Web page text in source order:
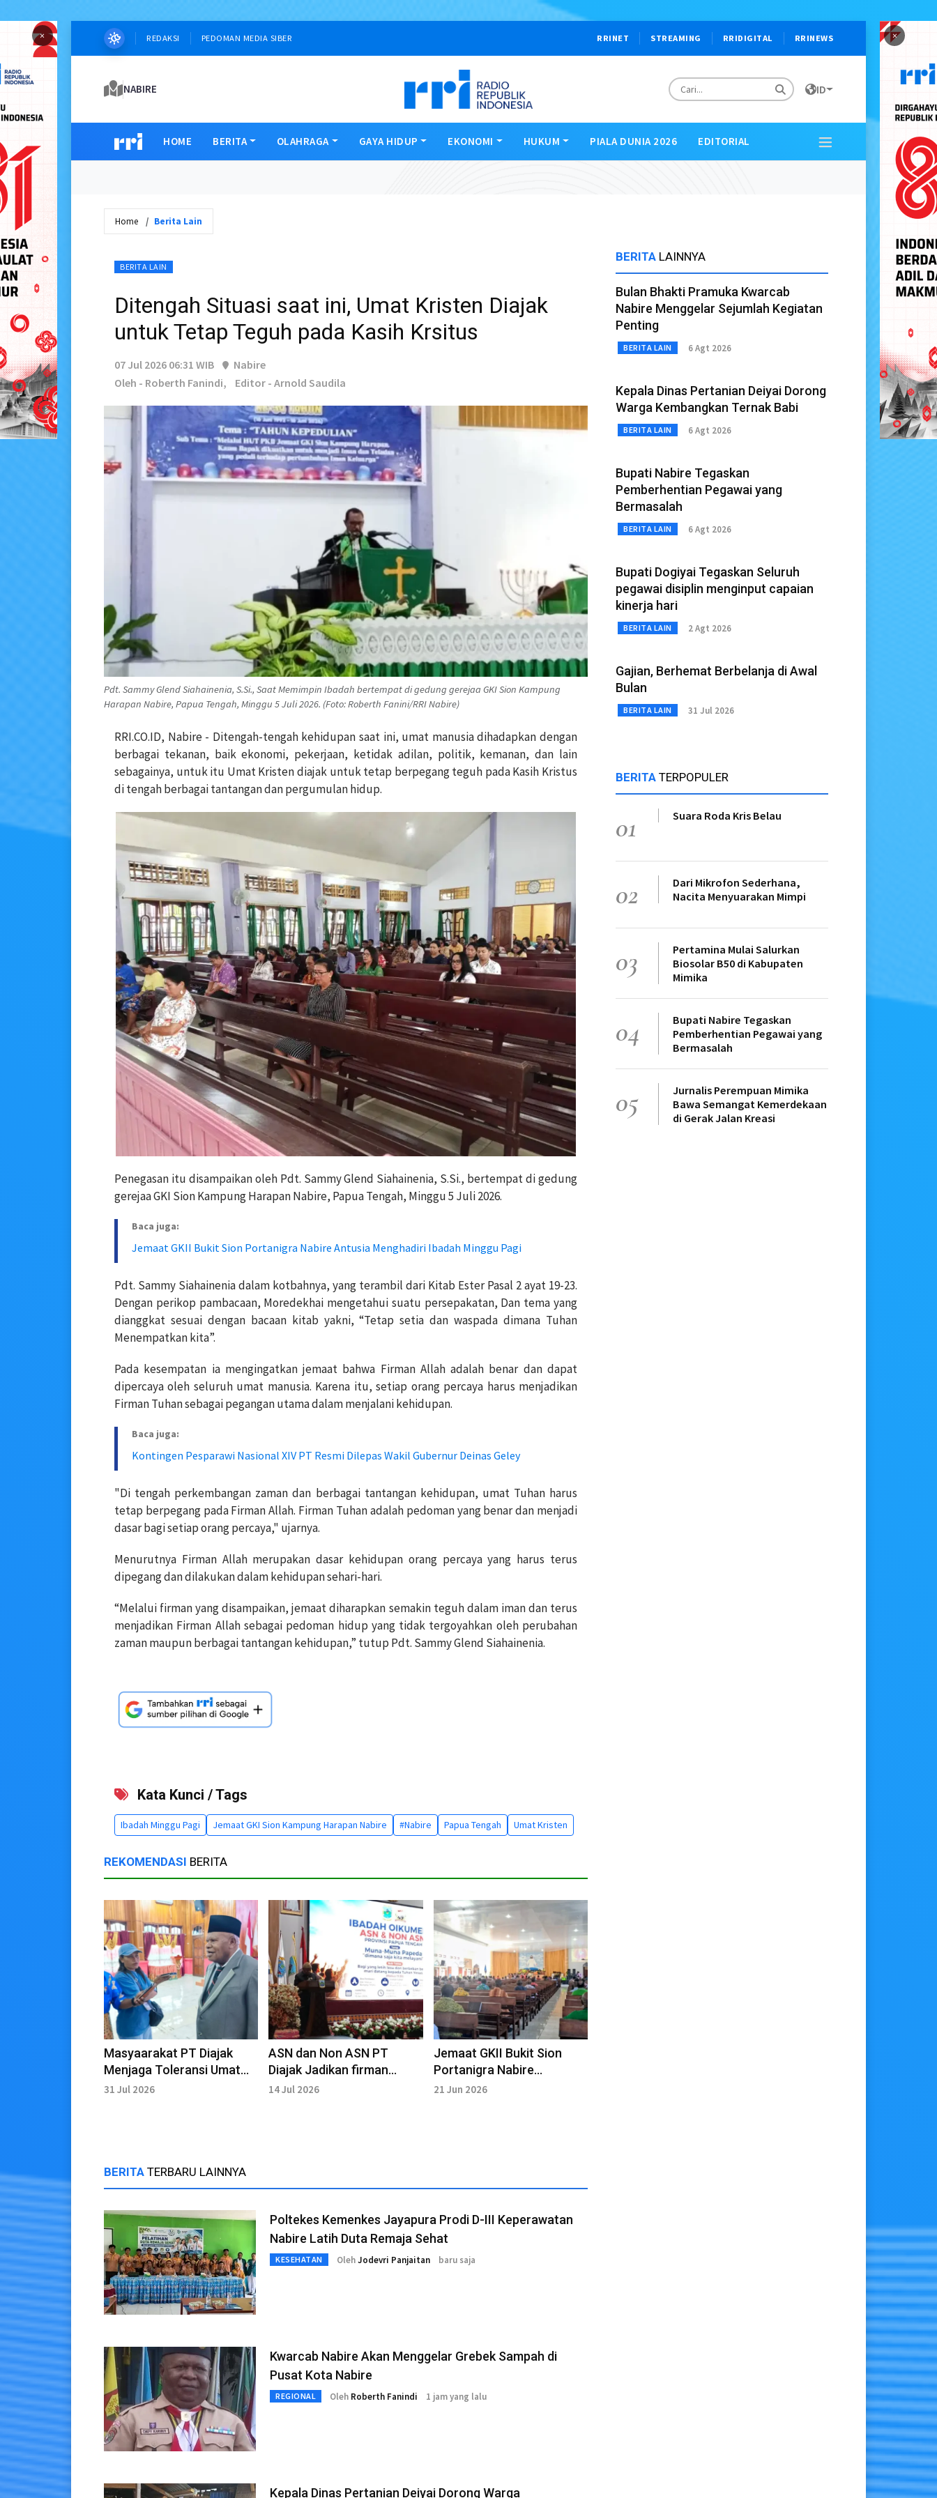
× ×
REDAKSI PEDOMAN MEDIA SIBER RRINET STREAMING RRIDIGITAL RRINEWS
NABIRE ID
HOME BERITA OLAHRAGA GAYA HIDUP EKONOMI HUKUM PIALA DUNIA 2026 EDITORIAL
Home Berita Lain
BERITA LAIN
Ditengah Situasi saat ini, Umat Kristen Diajak
untuk Tetap Teguh pada Kasih Krsitus
07 Jul 2026 06:31 WIB
Nabire
Oleh - Roberth Fanindi,
Editor - Arnold Saudila
Pdt. Sammy Glend Siahainenia, S.Si., Saat Memimpin Ibadah bertempat di gedung gerejaa GKI Sion Kampung
Harapan Nabire, Papua Tengah, Minggu 5 Juli 2026. (Foto: Roberth Fanini/RRI Nabire)
RRI.CO.ID, Nabire - Ditengah-tengah kehidupan saat ini, umat manusia dihadapkan dengan
berbagai tekanan, baik ekonomi, pekerjaan, ketidak adilan, politik, kemanan, dan lain
sebagainya, untuk itu Umat Kristen diajak untuk tetap berpegang teguh pada Kasih Kristus
di tengah berbagai tantangan dan pergumulan hidup.
Penegasan itu disampaikan oleh Pdt. Sammy Glend Siahainenia, S.Si., bertempat di gedung
gerejaa GKI Sion Kampung Harapan Nabire, Papua Tengah, Minggu 5 Juli 2026.
Baca juga:
Jemaat GKII Bukit Sion Portanigra Nabire Antusia Menghadiri Ibadah Minggu Pagi
Pdt. Sammy Siahainenia dalam kotbahnya, yang terambil dari Kitab Ester Pasal 2 ayat 19-23.
Dengan perikop pambacaan, Moredekhai mengetahui suatu persepakatan, Dan tema yang
dianggkat sesuai dengan bacaan kitab yakni, “Tetap setia dan waspada dimana Tuhan
Menempatkan kita”.
Pada kesempatan ia mengingatkan jemaat bahwa Firman Allah adalah benar dan dapat
dipercaya oleh seluruh umat manusia. Karena itu, setiap orang percaya harus menjadikan
Firman Tuhan sebagai pegangan utama dalam menjalani kehidupan.
Baca juga:
Kontingen Pesparawi Nasional XIV PT Resmi Dilepas Wakil Gubernur Deinas Geley
"Di tengah perkembangan zaman dan berbagai tantangan kehidupan, umat Tuhan harus
tetap berpegang pada Firman Allah. Firman Tuhan adalah pedoman yang benar dan menjadi
dasar bagi setiap orang percaya," ujarnya.
Menurutnya Firman Allah merupakan dasar kehidupan orang percaya yang harus terus
dipegang dan dilakukan dalam kehidupan sehari-hari.
“Melalui firman yang disampaikan, jemaat diharapkan semakin teguh dalam iman dan terus
menjadikan Firman Allah sebagai pedoman hidup yang tidak tergoyahkan oleh perubahan
zaman maupun berbagai tantangan kehidupan,” tutup Pdt. Sammy Glend Siahainenia.
Kata Kunci / Tags
Ibadah Minggu Pagi Jemaat GKI Sion Kampung Harapan Nabire #Nabire Papua Tengah Umat Kristen
REKOMENDASI BERITA
Masyaarakat PT Diajak
Menjaga Toleransi Umat
Beragama menuju Papua
31 Jul 2026
ASN dan Non ASN PT
Diajak Jadikan firman
Tuhan sebagai pedoman
14 Jul 2026
Jemaat GKII Bukit Sion
Portanigra Nabire
Diharapkan Semakin Teguh
21 Jun 2026
BERITA TERBARU LAINNYA
Poltekes Kemenkes Jayapura Prodi D-III Keperawatan
Nabire Latih Duta Remaja Sehat
KESEHATAN OlehJodevri Panjaitan baru saja
Kwarcab Nabire Akan Menggelar Grebek Sampah di
Pusat Kota Nabire
REGIONAL Oleh Roberth Fanindi 1 jam yang lalu
Kepala Dinas Pertanian Deiyai Dorong Warga
BERITA LAINNYA
Bulan Bhakti Pramuka Kwarcab
Nabire Menggelar Sejumlah Kegiatan
Penting
BERITA LAIN 6 Agt 2026
Kepala Dinas Pertanian Deiyai Dorong
Warga Kembangkan Ternak Babi
BERITA LAIN 6 Agt 2026
Bupati Nabire Tegaskan
Pemberhentian Pegawai yang
Bermasalah
BERITA LAIN 6 Agt 2026
Bupati Dogiyai Tegaskan Seluruh
pegawai disiplin menginput capaian
kinerja hari
BERITA LAIN 2 Agt 2026
Gajian, Berhemat Berbelanja di Awal
Bulan
BERITA LAIN 31 Jul 2026
BERITA TERPOPULER
01 Suara Roda Kris Belau
02
Dari Mikrofon Sederhana,
Nacita Menyuarakan Mimpi
03
Pertamina Mulai Salurkan
Biosolar B50 di Kabupaten
Mimika
04
Bupati Nabire Tegaskan
Pemberhentian Pegawai yang
Bermasalah
05
Jurnalis Perempuan Mimika
Bawa Semangat Kemerdekaan
di Gerak Jalan Kreasi